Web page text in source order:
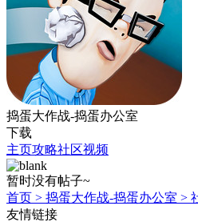
捣蛋大作战-捣蛋办公室
下载
主页攻略社区视频
暂时没有帖子~
首页 > 捣蛋大作战-捣蛋办公室 >
友情链接